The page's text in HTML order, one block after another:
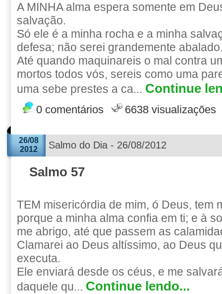
A MINHA alma espera somente em
salvação.
Só ele é a minha rocha e a minha
defesa; não serei grandemente
Até quando maquinareis o mal contra
mortos todos vós, sereis como uma
uma sebe prestes a ca... Continue
0 comentários 6638 visualizações
26/08
2012
Salmo do Dia - 26/08/2012
Salmo 57
TEM misericórdia de mim, ó Deus, tem
porque a minha alma confia em ti; e à
me abrigo, até que passem as
Clamarei ao Deus altíssimo, ao Deus
executa.
Ele enviará desde os céus, e me
daquele qu... Continue lendo...